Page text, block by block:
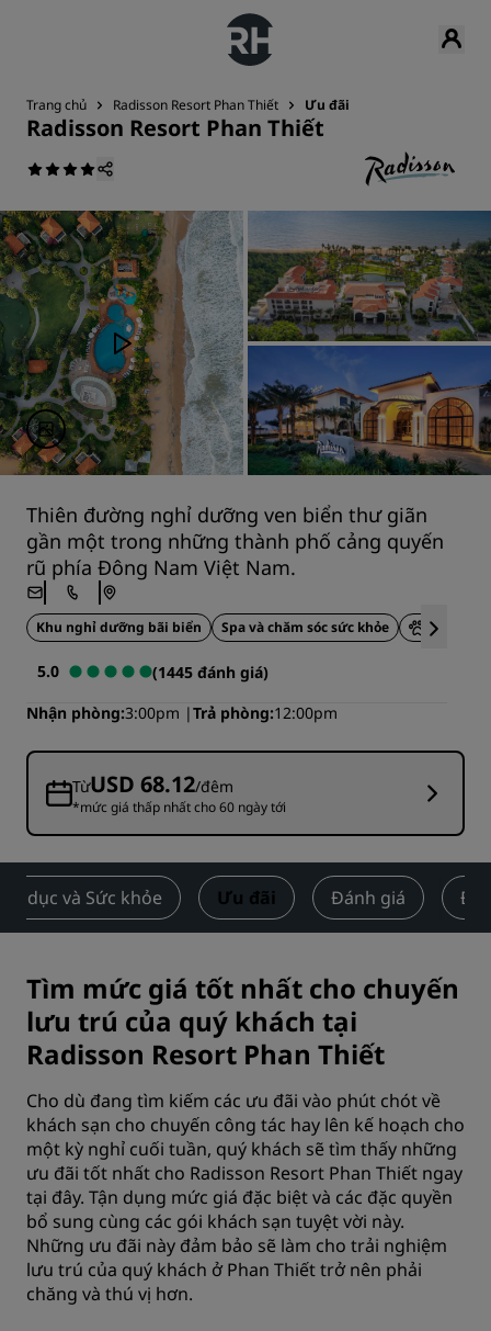
Trang chủ Radisson Resort Phan Thiết Ưu đãi
Radisson Resort Phan Thiết
Thiên đường nghỉ dưỡng ven biển thư giãn
gần một trong những thành phố cảng quyến
rũ phía Đông Nam Việt Nam.
Khu nghỉ dưỡng bãi biển Spa và chăm sóc sức khỏe Thân
5.0
(1445 đánh giá)
Nhận phòng 3:00pm Trả phòng 12:00pm
TừUSD 68.12/đêm
*mức giá thấp nhất cho 60 ngày tới
dục và Sức khỏe Ưu đãi Đánh giá
Tìm mức giá tốt nhất cho chuyến
lưu trú của quý khách tại
Radisson Resort Phan Thiết
Cho dù đang tìm kiếm các ưu đãi vào phút chót về
khách sạn cho chuyến công tác hay lên kế hoạch cho
một kỳ nghỉ cuối tuần, quý khách sẽ tìm thấy những
ưu đãi tốt nhất cho Radisson Resort Phan Thiết ngay
tại đây. Tận dụng mức giá đặc biệt và các đặc quyền
bổ sung cùng các gói khách sạn tuyệt vời này.
Những ưu đãi này đảm bảo sẽ làm cho trải nghiệm
lưu trú của quý khách ở Phan Thiết trở nên phải
chăng và thú vị hơn.